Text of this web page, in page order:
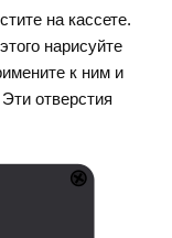
на кассете.
нарисуйте
к ним и
Эти отверстия